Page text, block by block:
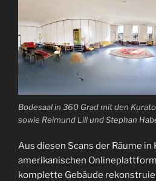
Bodesaal in 360 Grad mit den
sowie Reimund Lill und Stephan
Aus diesen Scans der Räume
amerikanischen
komplette Gebäude